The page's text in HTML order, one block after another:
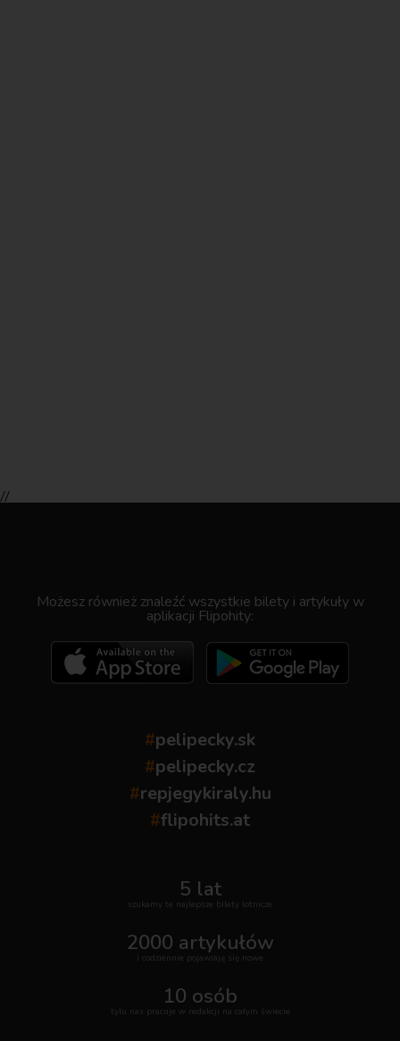
//
Możesz również znaleźć wszystkie bilety i artykuły w
aplikacji Flipohity:
#pelipecky.sk
#pelipecky.cz
#repjegykiraly.hu
#flipohits.at
5 lat
szukamy te najlepsze bilety lotnicze
2000 artykułów
i codziennie pojawiają się nowe
10 osób
tylu nas pracuje w redakcji na całym świecie